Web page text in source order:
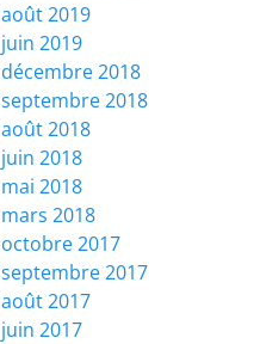
août 2019
juin 2019
décembre 2018
septembre 2018
août 2018
juin 2018
mai 2018
mars 2018
octobre 2017
septembre 2017
août 2017
juin 2017